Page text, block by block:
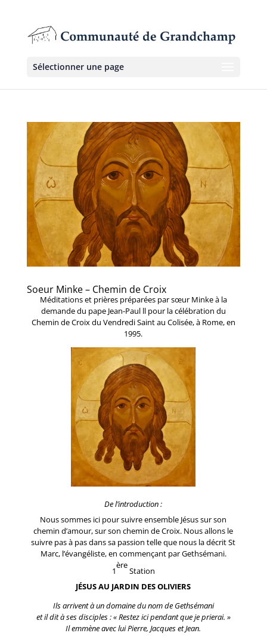
Sélectionner une page
Soeur Minke – Chemin de Croix
Méditations et prières préparées par sœur Minke à la
demande du pape Jean-Paul ll pour la célébration du
Chemin de Croix du Vendredi Saint au Colisée, à Rome, en
1995.
De l’introduction :
Nous sommes ici pour suivre ensemble Jésus sur son
chemin d’amour, sur son chemin de Croix. Nous allons le
suivre pas à pas dans sa passion telle que nous la décrit St
Marc, l’évangéliste, en commençant par Gethsémani.
1
ère
Station
JÉSUS AU JARDIN DES OLIVIERS
Ils arrivent à un domaine du nom de Gethsémani
et il dit à ses disciples : « Restez ici pendant que je prierai. »
Il emmène avec lui Pierre, Jacques et Jean.